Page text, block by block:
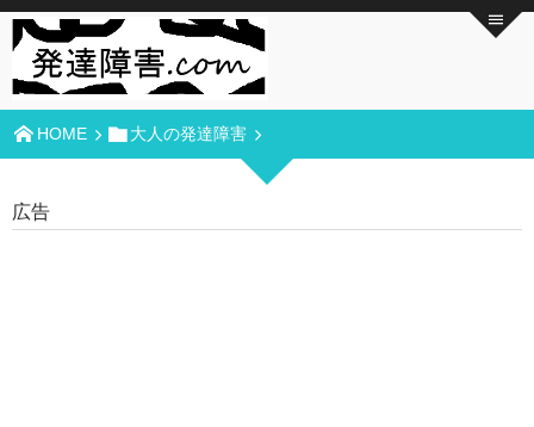
HOME 大人の発達障害
広告